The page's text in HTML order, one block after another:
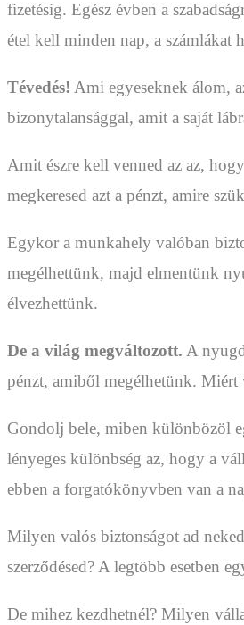
fizetésig. Egész évben a
étel kell minden nap, a számlákat
Tévedés! Ami egyeseknek álom,
bizonytalansággal, amit a saját
Amit észre kell venned az az,
megkeresed azt a pénzt, amire
Egykor a munkahely valóban
megélhettünk, majd elmentünk
élvezhettünk.
De a világ megváltozott. A
pénzt, amiből megélhetünk. Miért
Gondolj bele, miben különbözöl
lényeges különbség az, hogy a
ebben a forgatókönyvben van a
Milyen valós biztonságot ad
szerződésed? A legtöbb esetben
De mihez kezdhetnél? Milyen